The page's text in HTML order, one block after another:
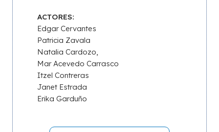
ACTORES:
Edgar Cervantes
Patricia Zavala
Natalia Cardozo,
Mar Acevedo Carrasco
Itzel Contreras
Janet Estrada
Erika Garduño